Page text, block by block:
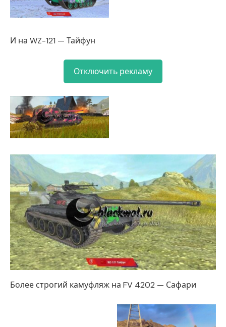
И на WZ-121 — Тайфун
Отключить рекламу
Более строгий камуфляж на FV 4202 — Сафари